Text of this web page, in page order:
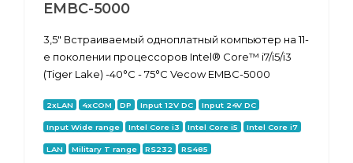
EMBC-5000
3,5" Встраиваемый одноплатный компьютер на 11-
е поколении процессоров Intel® Core™ i7/i5/i3
(Tiger Lake) -40°C - 75°C Vecow EMBC-5000
2xLAN 4xCOM DP Input 12V DC Input 24V DC
Input Wide range Intel Core i3 Intel Core i5 Intel Core i7
LAN Military T range RS232 RS485